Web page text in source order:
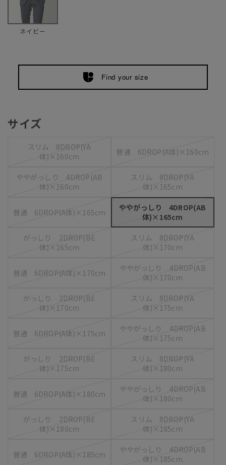
ネイビー
Find your size
サイズ
スリム 8DROP(YA
体)×160cm
普通 6DROP(A体)×160cm
ややがっしり 4DROP(AB
体)×160cm
スリム 8DROP(YA
体)×165cm
普通 6DROP(A体)×165cm
ややがっしり 4DROP(AB
体)×165cm
がっしり 2DROP(BE
体)×165cm
スリム 8DROP(YA
体)×170cm
普通 6DROP(A体)×170cm
ややがっしり 4DROP(AB
体)×170cm
がっしり 2DROP(BE
体)×170cm
スリム 8DROP(YA
体)×175cm
普通 6DROP(A体)×175cm
ややがっしり 4DROP(AB
体)×175cm
がっしり 2DROP(BE
体)×175cm
スリム 8DROP(YA
体)×180cm
普通 6DROP(A体)×180cm
ややがっしり 4DROP(AB
体)×180cm
がっしり 2DROP(BE
体)×180cm
スリム 8DROP(YA
体)×185cm
普通 6DROP(A体)×185cm
ややがっしり 4DROP(AB
体)×185cm